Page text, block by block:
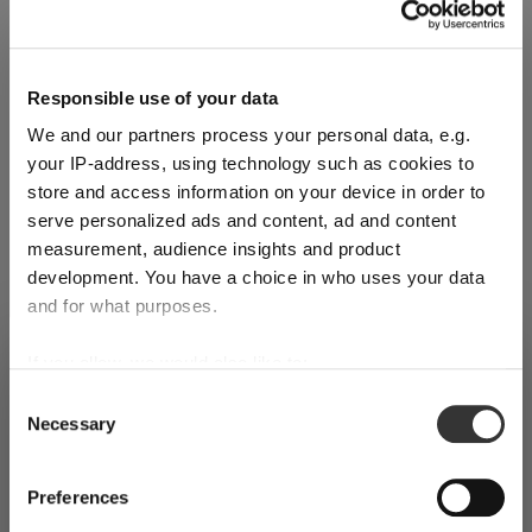
Responsible use of your data
We and our partners process your personal data, e.g.
your IP-address, using technology such as cookies to
store and access information on your device in order to
serve personalized ads and content, ad and content
measurement, audience insights and product
development. You have a choice in who uses your data
and for what purposes.
location which can be accurate to within several
Identify your device by actively scanning it for
specific characteristics (fingerprinting)
Selection
Necessary
Preferences
Produkt Anzahl: Gib den gewünschten Wert ein oder
Menge wird in Rechnungseinheiten angezeigt.
Mindestbestellmenge = eine Rechnungseinheit.
Zum Merkzettel hinzufügen
Produkt vergleichen
Produktdetails
Spezifikationen
Erkannt in
Preise, Lieferzeiten und Zölle in diesem Shop gelten für
Schweiz. Möchten Sie zu Ihrem lokalen Shop wechseln?